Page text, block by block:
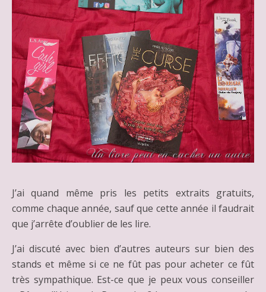
J’ai quand même pris les petits extraits gratuits,
comme chaque année, sauf que cette année il faudrait
que j’arrête d’oublier de les lire.
J’ai discuté avec bien d’autres auteurs sur bien des
stands et même si ce ne fût pas pour acheter ce fût
très sympathique. Est-ce que je peux vous conseiller